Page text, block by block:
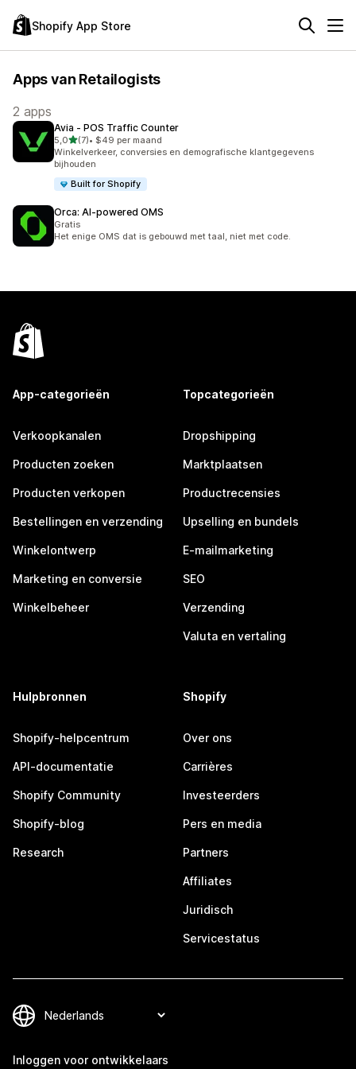
Shopify App Store
Apps van Retailogists
2 apps
Avia ‑ POS Traffic Counter
5,0van 5 sterren
(7)
7 recensies in totaal
• $49 per maand
Winkelverkeer, conversies en demografische klantgegevens
bijhouden
Built for Shopify
Orca: AI‑powered OMS
Gratis
Het enige OMS dat is gebouwd met taal, niet met code.
App-categorieën
Verkoopkanalen
Producten zoeken
Producten verkopen
Bestellingen en verzending
Winkelontwerp
Marketing en conversie
Winkelbeheer
Topcategorieën
Dropshipping
Marktplaatsen
Productrecensies
Upselling en bundels
E-mailmarketing
SEO
Verzending
Valuta en vertaling
Hulpbronnen
Shopify-helpcentrum
API-documentatie
Shopify Community
Shopify-blog
Research
Shopify
Over ons
Carrières
Investeerders
Pers en media
Partners
Affiliates
Juridisch
Servicestatus
Inloggen voor ontwikkelaars